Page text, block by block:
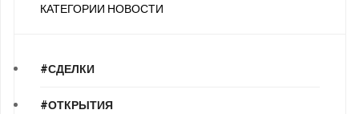
КАТЕГОРИИ НОВОСТИ
#СДЕЛКИ
#ОТКРЫТИЯ